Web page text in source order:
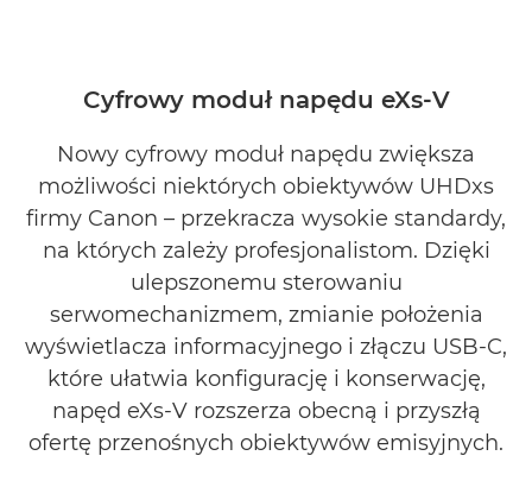
Cyfrowy moduł napędu eXs-V
Nowy cyfrowy moduł napędu zwiększa
możliwości niektórych obiektywów UHDxs
firmy Canon – przekracza wysokie standardy,
na których zależy profesjonalistom. Dzięki
ulepszonemu sterowaniu
serwomechanizmem, zmianie położenia
wyświetlacza informacyjnego i złączu USB-C,
które ułatwia konfigurację i konserwację,
napęd eXs-V rozszerza obecną i przyszłą
ofertę przenośnych obiektywów emisyjnych.